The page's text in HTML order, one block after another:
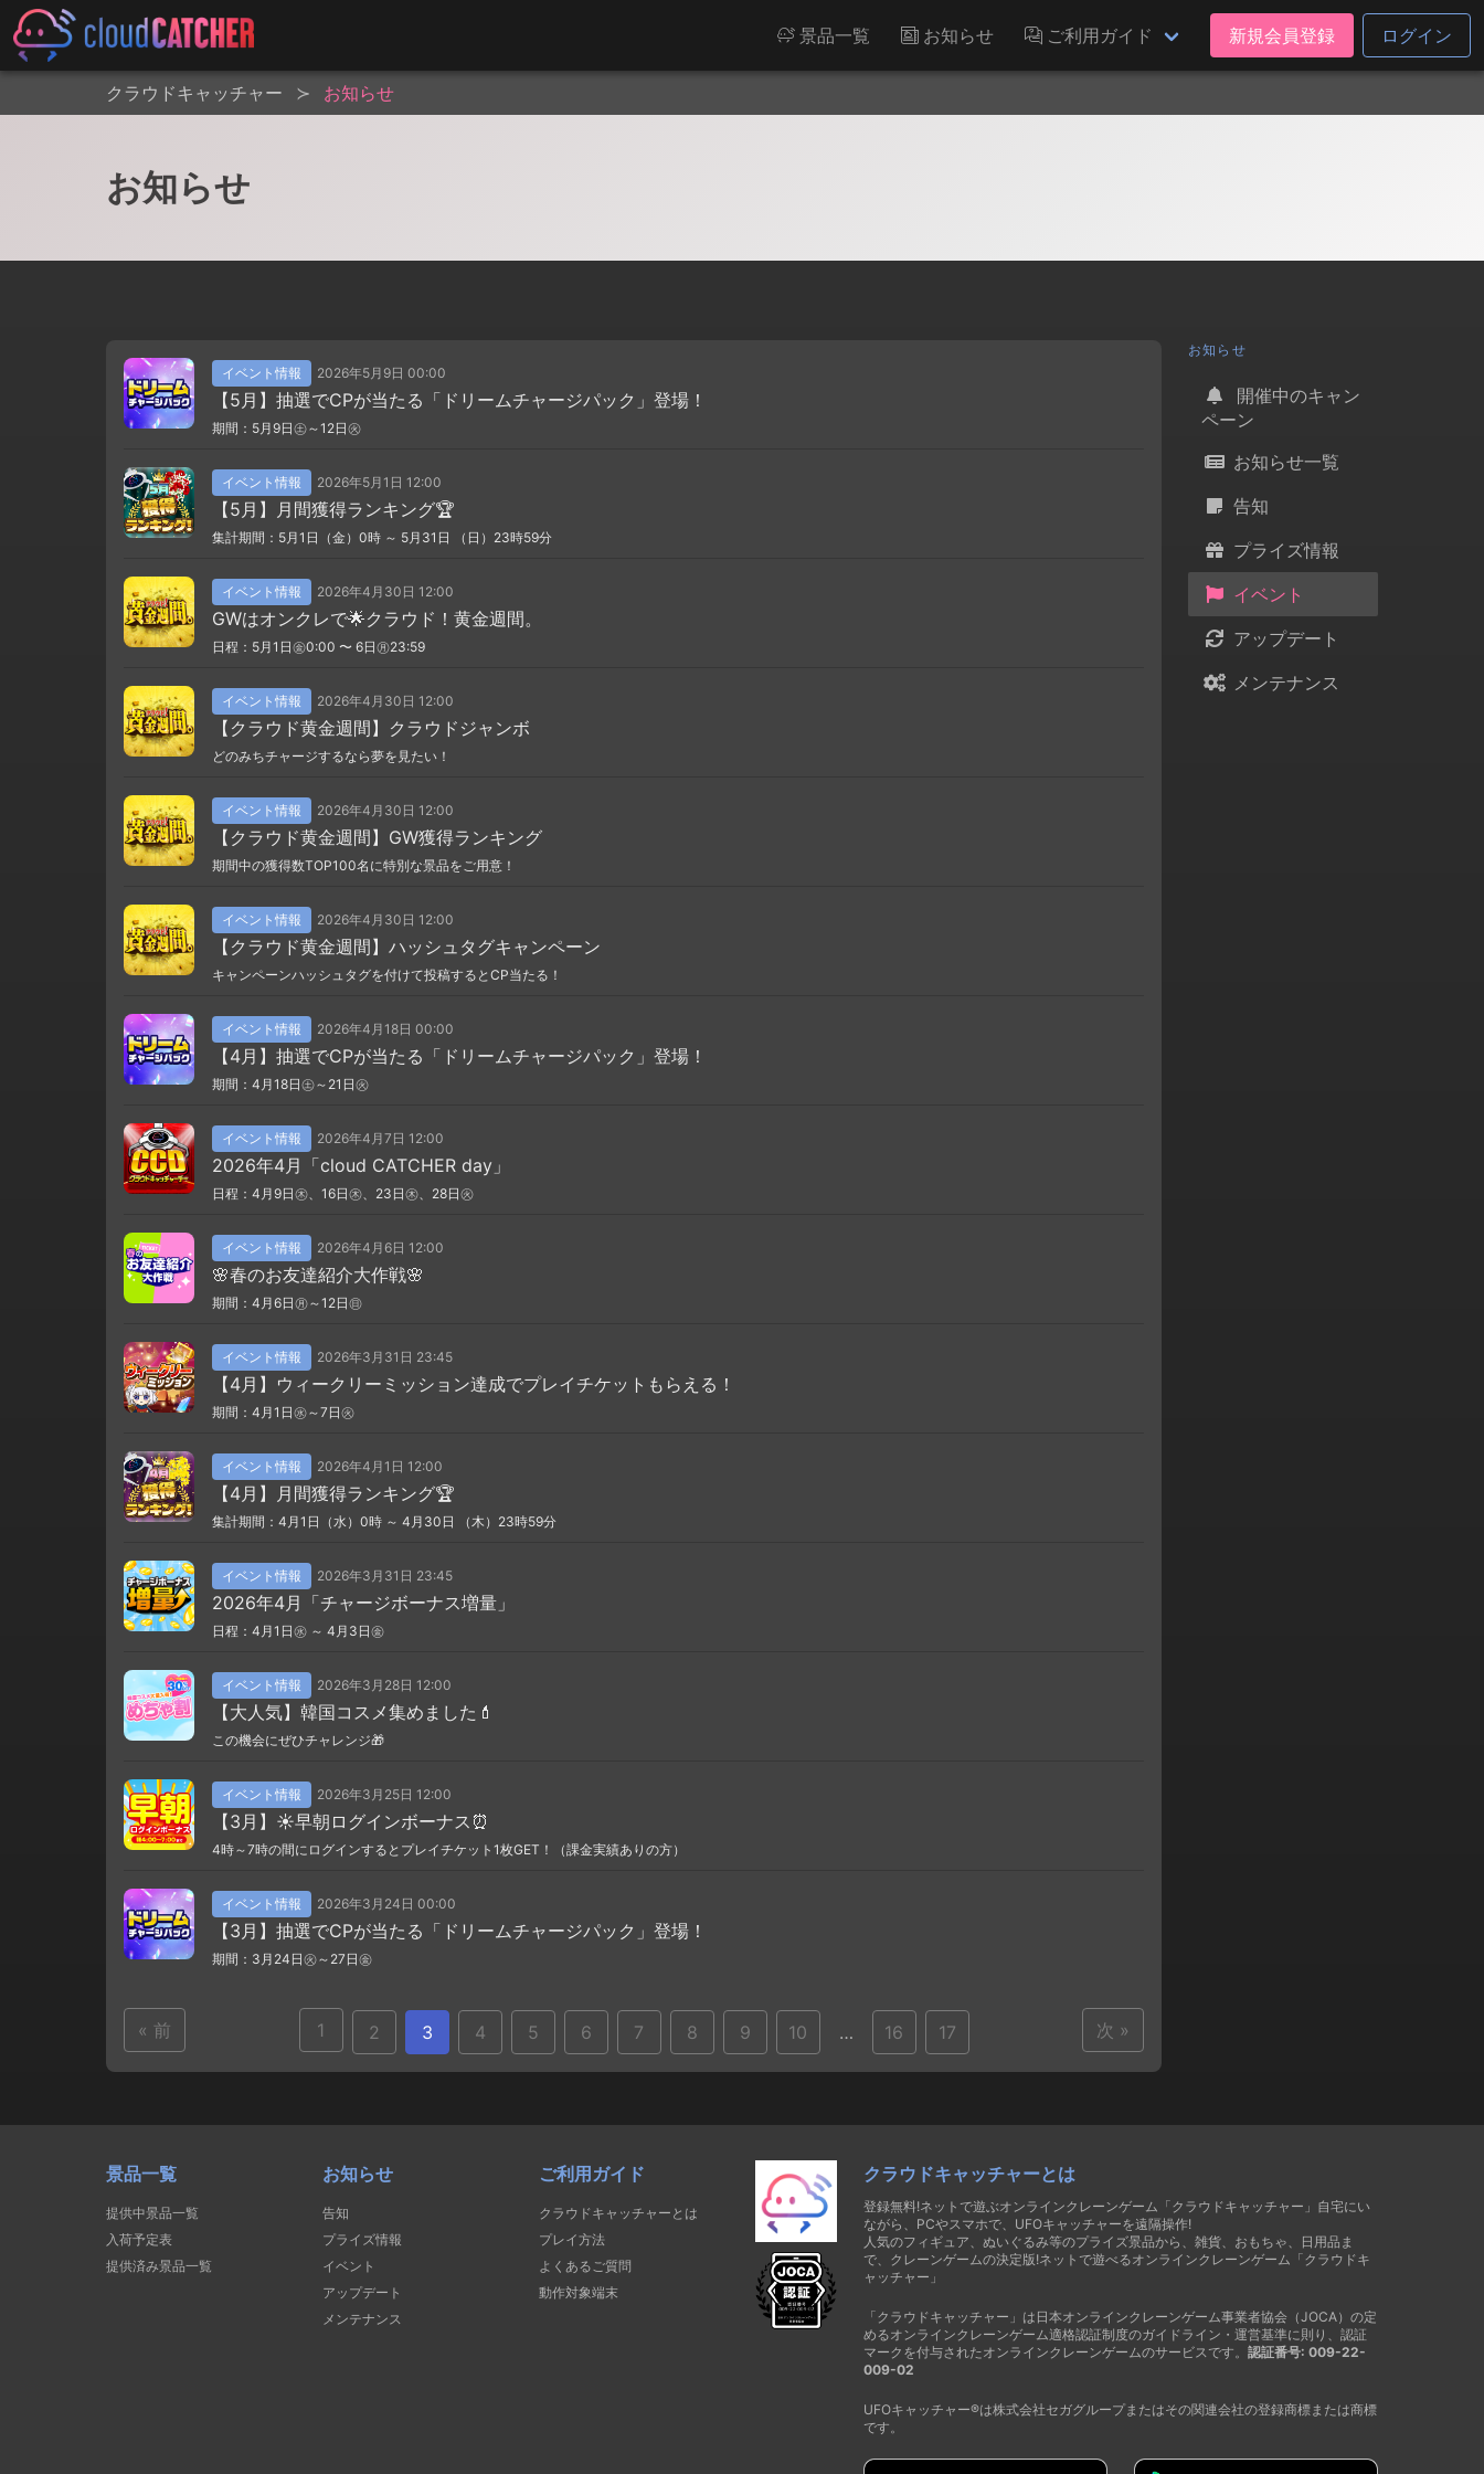
景品一覧 お知らせ ご利用ガイド 新規会員登録 ログイン
クラウドキャッチャー お知らせ
お知らせ
イベント情報 2026年5月9日 00:00
【5月】抽選でCPが当たる「ドリームチャージパック」登場！
期間：5月9日㊏～12日㊋
イベント情報 2026年5月1日 12:00
【5月】月間獲得ランキング🏆
集計期間：5月1日（金）0時 ～ 5月31日 （日）23時59分
イベント情報 2026年4月30日 12:00
GWはオンクレで🌟クラウド！黄金週間。
日程：5月1日㊎0:00 〜 6日㊊23:59
イベント情報 2026年4月30日 12:00
【クラウド黄金週間】クラウドジャンボ
どのみちチャージするなら夢を見たい！
イベント情報 2026年4月30日 12:00
【クラウド黄金週間】GW獲得ランキング
期間中の獲得数TOP100名に特別な景品をご用意！
イベント情報 2026年4月30日 12:00
【クラウド黄金週間】ハッシュタグキャンペーン
キャンペーンハッシュタグを付けて投稿するとCP当たる！
イベント情報 2026年4月18日 00:00
【4月】抽選でCPが当たる「ドリームチャージパック」登場！
期間：4月18日㊏～21日㊋
イベント情報 2026年4月7日 12:00
2026年4月「cloud CATCHER day」
日程：4月9日㊍、16日㊍、23日㊍、28日㊋
イベント情報 2026年4月6日 12:00
🌸春のお友達紹介大作戦🌸
期間：4月6日㊊～12日㊐
イベント情報 2026年3月31日 23:45
【4月】ウィークリーミッション達成でプレイチケットもらえる！
期間：4月1日㊌～7日㊋
イベント情報 2026年4月1日 12:00
【4月】月間獲得ランキング🏆
集計期間：4月1日（水）0時 ～ 4月30日 （木）23時59分
イベント情報 2026年3月31日 23:45
2026年4月「チャージボーナス増量」
日程：4月1日㊌ ～ 4月3日㊎
イベント情報 2026年3月28日 12:00
【大人気】韓国コスメ集めました💄
この機会にぜひチャレンジ🎁
イベント情報 2026年3月25日 12:00
【3月】☀️早朝ログインボーナス⏰
4時～7時の間にログインするとプレイチケット1枚GET！（課金実績ありの方）
イベント情報 2026年3月24日 00:00
【3月】抽選でCPが当たる「ドリームチャージパック」登場！
期間：3月24日㊋～27日㊎
« 前 次 »
1 2 3 4 5 6 7 8 9 10 … 16 17
お知らせ
開催中のキャン
ペーン
お知らせ一覧
告知
プライズ情報
イベント
アップデート
メンテナンス
景品一覧
提供中景品一覧
入荷予定表
提供済み景品一覧
お知らせ
告知
プライズ情報
イベント
アップデート
メンテナンス
ご利用ガイド
クラウドキャッチャーとは
プレイ方法
よくあるご質問
動作対象端末
クラウドキャッチャーとは
登録無料!ネットで遊ぶオンラインクレーンゲーム「クラウドキャッチャー」自宅にい
ながら、PCやスマホで、UFOキャッチャーを遠隔操作!
人気のフィギュア、ぬいぐるみ等のプライズ景品から、雑貨、おもちゃ、日用品ま
で、クレーンゲームの決定版!ネットで遊べるオンラインクレーンゲーム「クラウドキ
ャッチャー」
「クラウドキャッチャー」は日本オンラインクレーンゲーム事業者協会（JOCA）の定
めるオンラインクレーンゲーム適格認証制度のガイドライン・運営基準に則り、認証
マークを付与されたオンラインクレーンゲームのサービスです。 認証番号: 009-22-
009-02
UFOキャッチャー®は株式会社セガグループまたはその関連会社の登録商標または商標
です。